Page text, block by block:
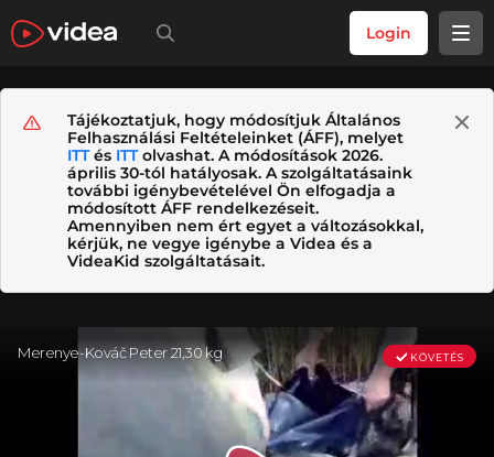
Login
Tájékoztatjuk, hogy módosítjuk Általános
Felhasználási Feltételeinket (ÁFF), melyet
ITTés ITTolvashat. A módosítások 2026.
április 30-tól hatályosak. A szolgáltatásaink
további igénybevételével Ön elfogadja a
módosított ÁFF rendelkezéseit.
Amennyiben nem ért egyet a változásokkal,
kérjük, ne vegye igénybe a Videa és a
VideaKid szolgáltatásait.